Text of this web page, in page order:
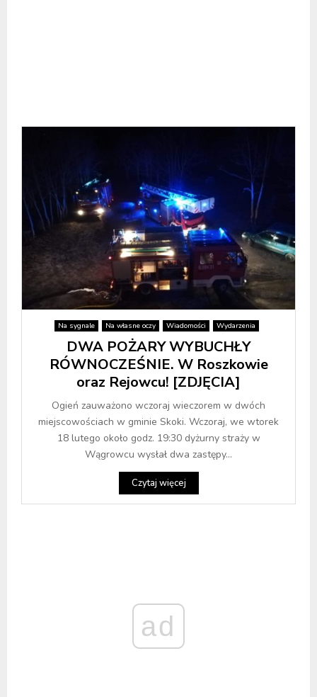
Na sygnale Na własne oczy Wiadomości Wydarzenia
DWA POŻARY WYBUCHŁY
RÓWNOCZEŚNIE. W Roszkowie
oraz Rejowcu! [ZDJĘCIA]
Ogień zauważono wczoraj wieczorem w dwóch
miejscowościach w gminie Skoki. Wczoraj, we wtorek
18 lutego około godz. 19:30 dyżurny straży w
Wągrowcu wysłał dwa zastępy...
Czytaj więcej
ad